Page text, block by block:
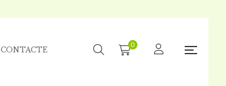
CONTACTE
0